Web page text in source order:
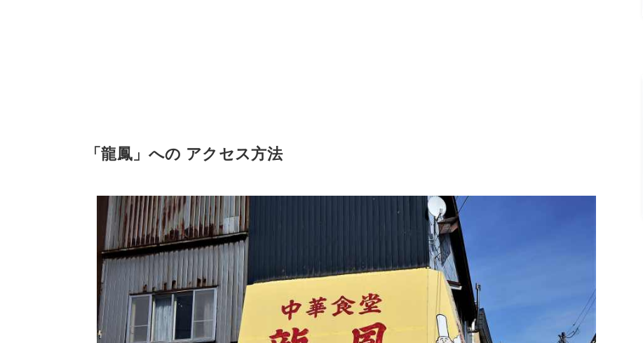
「龍鳳」への アクセス方法